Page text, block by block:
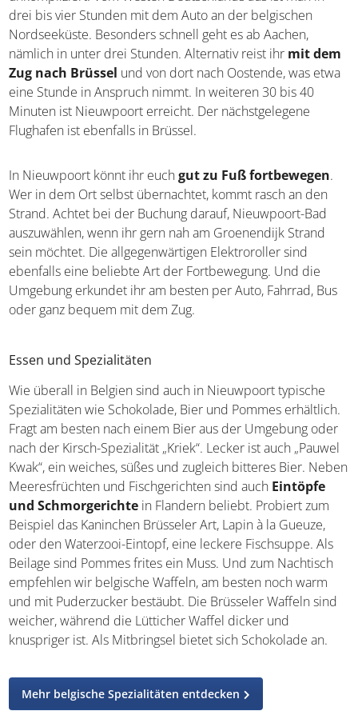
Die Reisevorbereitung ist für Nieuwpoort zum Glück sehr
unkompliziert. Vom Westen Deutschlands aus ist man in
drei bis vier Stunden mit dem Auto an der belgischen
Nordseeküste. Besonders schnell geht es ab Aachen,
nämlich in unter drei Stunden. Alternativ reist ihrmit
dem Zug nach Brüsselund von dort nach Oostende,
was etwa eine Stunde in Anspruch nimmt. In weiteren 30
nächstgelegene Flughafen ist ebenfalls in Brüssel.
In Nieuwpoort könnt ihr euchgut zu Fuß fortbewegen
Wer in dem Ort selbst übernachtet, kommt rasch an den
Strand. Achtet bei der Buchung darauf, Nieuwpoort-Bad
auszuwählen, wenn ihr gern nah am Groenendijk Strand
sein möchtet. Die allgegenwärtigen Elektroroller sind
ebenfalls eine beliebte Art der Fortbewegung. Und die
Bus oder ganz bequem mit dem Zug.
Essen und Spezialitäten
Wie überall in Belgien sind auch in Nieuwpoort typische
Spezialitäten wie Schokolade, Bier und Pommes
erhältlich. Fragt am besten nach einem Bier aus der
Umgebung oder nach der Kirsch-Spezialität „Kriek“.
Lecker ist auch „Pauwel Kwak“, ein weiches, süßes und
zugleich bitteres Bier. Neben Meeresfrüchten und
Fischgerichten sind auchEintöpfe und
Schmorgerichtein Flandern beliebt. Probiert zum
Beispiel das Kaninchen Brüsseler Art, Lapin à la Gueuze,
oder den Waterzooi-Eintopf, eine leckere Fischsuppe. Als
Beilage sind Pommes frites ein Muss. Und zum Nachtisch
empfehlen wir belgische Waffeln, am besten noch warm
sind weicher, während die Lütticher Waffel dicker und
knuspriger ist. Als Mitbringsel bietet sich Schokolade an.